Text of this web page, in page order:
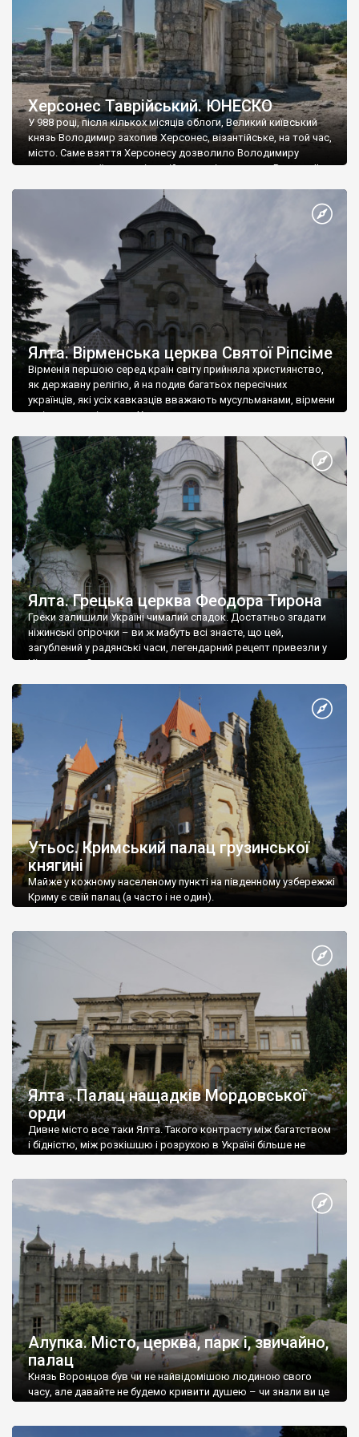
Херсонес Таврійський. ЮНЕСКО
У 988 році, після кількох місяців облоги, Великий київський
князь Володимир захопив Херсонес, візантійське, на той час,
місто. Саме взяття Херсонесу дозволило Володимиру
диктувати свої умови візантійському імператору Василю ІІ, та
Херсонесі Володимир-язичник, став Василем-християнином.
А потім було Хрещення Русі. На честь Херсонесу Таврійського
Ялта. Вірменська церква Святої Ріпсіме
Вірменія першою серед країн світу прийняла християнство,
як державну релігію, й на подив багатьох пересічних
українців, які усіх кавказців вважають мусульманами, вірмени
є відданими вірянами Христа
Ялта. Грецька церква Феодора Тирона
Греки залишили Україні чималий спадок. Достатньо згадати
ніжинські огірочки – ви ж мабуть всі знаєте, що цей,
загублений у радянські часи, легендарний рецепт привезли у
Ніжин греки?
Утьос. Кримський палац грузинської
княгині
Майже у кожному населеному пункті на південному узбережжі
Криму є свій палац (а часто і не один).
Ялта . Палац нащадків Мордовської
орди
Дивне місто все таки Ялта. Такого контрасту між багатством
і бідністю, між розкішшю і розрухою в Україні більше не
Алупка. Місто, церква, парк і, звичайно,
палац
Князь Воронцов був чи не найвідомішою людиною свого
часу, але давайте не будемо кривити душею – чи знали ви це